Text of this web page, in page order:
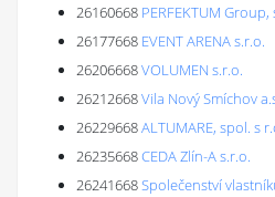
26160668 PERFEKTUM Group,
26177668 EVENT ARENA s.r.o.
26206668VOLUMEN s.r.o.
26212668Vila Nový Smíchov
26229668ALTUMARE, spol. s
26235668CEDA Zlín-A s.r.o.
26241668Společenství